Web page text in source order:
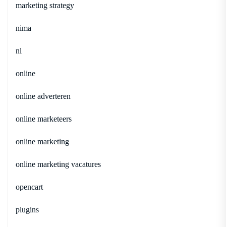
marketing strategy
nima
nl
online
online adverteren
online marketeers
online marketing
online marketing vacatures
opencart
plugins